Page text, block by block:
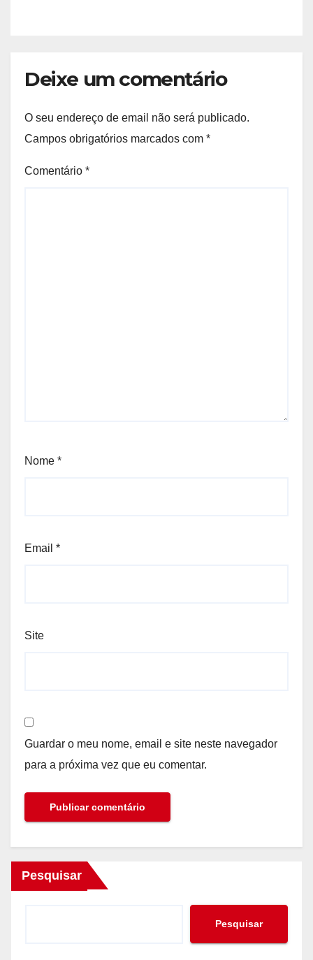
Deixe um comentário
O seu endereço de email não será publicado.
Campos obrigatórios marcados com *
Comentário *
Nome *
Email *
Site
Guardar o meu nome, email e site neste navegador
para a próxima vez que eu comentar.
Pesquisar
Pesquisar